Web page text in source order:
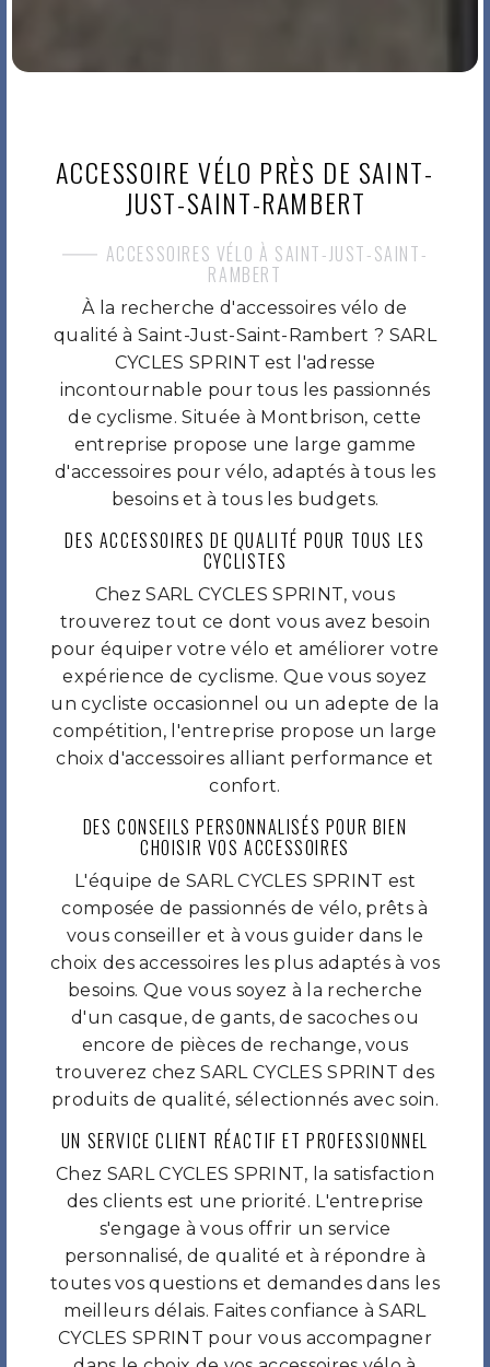
ACCESSOIRE VÉLO PRÈS DE SAINT-
JUST-SAINT-RAMBERT
ACCESSOIRES VÉLO À SAINT-JUST-SAINT-
RAMBERT
À la recherche d'accessoires vélo de
qualité à Saint-Just-Saint-Rambert ? SARL
CYCLES SPRINT est l'adresse
incontournable pour tous les passionnés
de cyclisme. Située à Montbrison, cette
entreprise propose une large gamme
d'accessoires pour vélo, adaptés à tous les
besoins et à tous les budgets.
DES ACCESSOIRES DE QUALITÉ POUR TOUS LES
CYCLISTES
Chez SARL CYCLES SPRINT, vous
trouverez tout ce dont vous avez besoin
pour équiper votre vélo et améliorer votre
expérience de cyclisme. Que vous soyez
un cycliste occasionnel ou un adepte de la
compétition, l'entreprise propose un large
choix d'accessoires alliant performance et
confort.
DES CONSEILS PERSONNALISÉS POUR BIEN
CHOISIR VOS ACCESSOIRES
L'équipe de SARL CYCLES SPRINT est
composée de passionnés de vélo, prêts à
vous conseiller et à vous guider dans le
choix des accessoires les plus adaptés à vos
besoins. Que vous soyez à la recherche
d'un casque, de gants, de sacoches ou
encore de pièces de rechange, vous
trouverez chez SARL CYCLES SPRINT des
produits de qualité, sélectionnés avec soin.
UN SERVICE CLIENT RÉACTIF ET PROFESSIONNEL
Chez SARL CYCLES SPRINT, la satisfaction
des clients est une priorité. L'entreprise
s'engage à vous offrir un service
personnalisé, de qualité et à répondre à
toutes vos questions et demandes dans les
meilleurs délais. Faites confiance à SARL
CYCLES SPRINT pour vous accompagner